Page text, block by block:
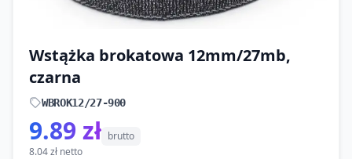
Wstążka brokatowa 12mm/27mb,
czarna
WBROK12/27-900
9.89 zł brutto
8.04 zł netto